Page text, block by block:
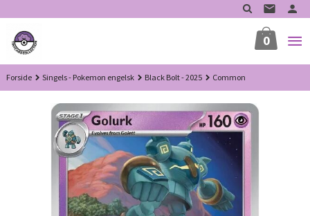
til
innholdet
0
Forside Singels - Pokemon engelsk Black Bolt - 2025 Common